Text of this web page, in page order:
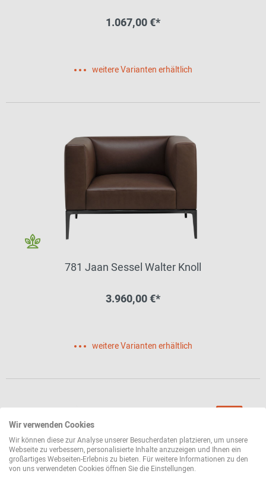
1.067,00 €*
weitere Varianten erhältlich
781 Jaan Sessel Walter Knoll
3.960,00 €*
weitere Varianten erhältlich
Wir verwenden Cookies
Wir können diese zur Analyse unserer Besucherdaten platzieren, um unsere
Webseite zu verbessern, personalisierte Inhalte anzuzeigen und Ihnen ein
großartiges Webseiten-Erlebnis zu bieten. Für weitere Informationen zu den
von uns verwendeten Cookies öffnen Sie die Einstellungen.